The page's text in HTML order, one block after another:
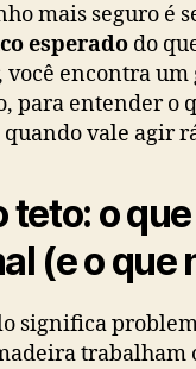
mais seguro é
esperado do
você encontra
para entender o
quando vale agir
teto: o
(e o que
significa
trabalham